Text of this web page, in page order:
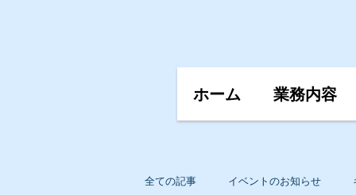
ホーム 業務内容
全ての記事 イベントのお知らせ